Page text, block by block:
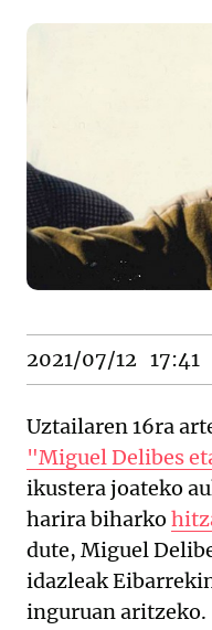
2021/07/12 17:41
Uztailaren 16ra
"Miguel Delibes
ikustera joateko
harira biharko
dute, Miguel
idazleak
inguruan aritzeko.